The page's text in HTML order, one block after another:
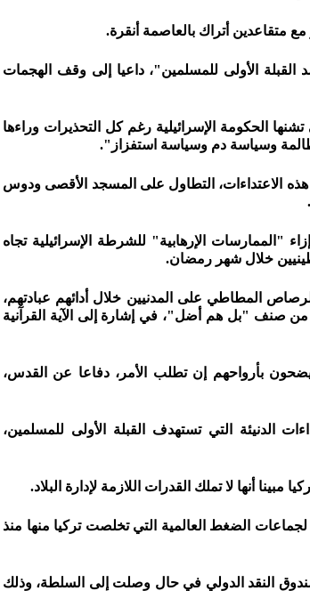
متقاعدين أتراك بالعاصمة أنقرة.
القبلة الأولى للمسلمين"، داعيا إلى وقف الهجمات
الحكومة الإسرائيلية رغم كل التحذيرات وراءها
وسياسة دم وسياسة استفزاز".
هذه الاعتداءات، التطاول على المسجد الأقصى ودوس
"الممارسات الإرهابية" للشرطة الإسرائيلية تجاه
خلال شهر رمضان.
المطاطي على المدنيين خلال أدائهم عبادتهم،
صنف "بل هم أضل"، في إشارة إلى الآية القرآنية
يضحون بأرواحهم إن تطلب الأمر، دفاعا عن القدس،
الدنيئة التي تستهدف القبلة الأولى للمسلمين،
أنها لا تملك القدرات اللازمة لإدارة البلاد.
لجماعات الضغط العالمية التي تخلصت تركيا منها منذ
النقد الدولي في حال وصلت إلى السلطة، وذلك